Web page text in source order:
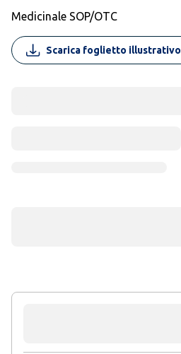
Medicinale SOP/OTC
Scarica foglietto illustrativo